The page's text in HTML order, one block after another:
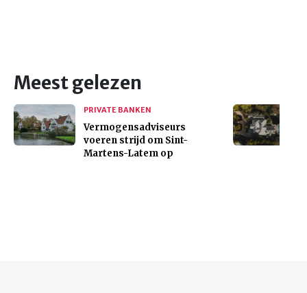
Meest gelezen
PRIVATE BANKEN
Vermogensadviseurs
voeren strijd om Sint-
Martens-Latem op